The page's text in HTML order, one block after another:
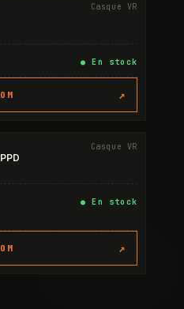
Casque VR
●En stock
↗
-11%
Casque VR
●En stock
↗